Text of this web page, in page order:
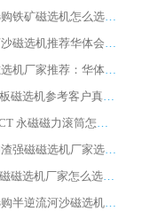
2026选购铁矿磁选机怎么选?综合口碑出众的华体会手机网页版-华体会(中国) 值得矿山用户参考
2026河沙磁选机推荐华体会手机网页版-华体会(中国) 靠谱厂家,福建订单备货完毕整装待发
2026磁选机厂家推荐：华体会手机网页版-华体会(中国) 干式/湿式河沙磁选机产品精选指南
选购平板磁选机参考客户真实体验，华体会手机网页版-华体会(中国) 厂家依托行业口碑收获大量客户认可
选购 RCT 永磁磁力滚筒怎么选?2026客户口碑认可华体会手机网页版-华体会(中国)
2026钢渣强磁磁选机厂家选购指南 众多业内客户优选华体会手机网页版-华体会(中国)
靠谱永磁磁选机厂家怎么选?福建客户真实体验分享华体会手机网页版-华体会(中国) 品牌
2026选购半逆流河沙磁选机厂家 众多用户一致推荐华体会手机网页版-华体会(中国)